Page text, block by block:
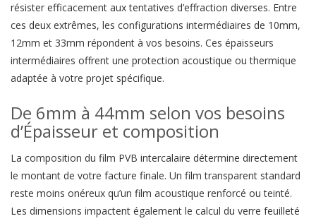
résister efficacement aux tentatives d’effraction diverses. Entre
ces deux extrêmes, les configurations intermédiaires de 10mm,
12mm et 33mm répondent à vos besoins. Ces épaisseurs
intermédiaires offrent une protection acoustique ou thermique
adaptée à votre projet spécifique.
De 6mm à 44mm selon vos besoins
d’Épaisseur et composition
La composition du film PVB intercalaire détermine directement
le montant de votre facture finale. Un film transparent standard
reste moins onéreux qu’un film acoustique renforcé ou teinté.
Les dimensions impactent également le calcul du verre feuilleté